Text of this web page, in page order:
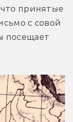
принятые
с совой
посещает